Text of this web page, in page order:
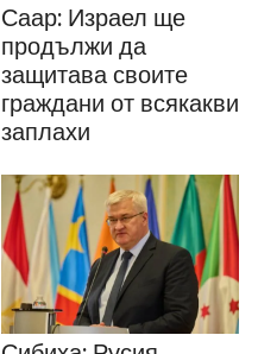
Саар: Израел ще
продължи да
защитава своите
граждани от всякакви
заплахи